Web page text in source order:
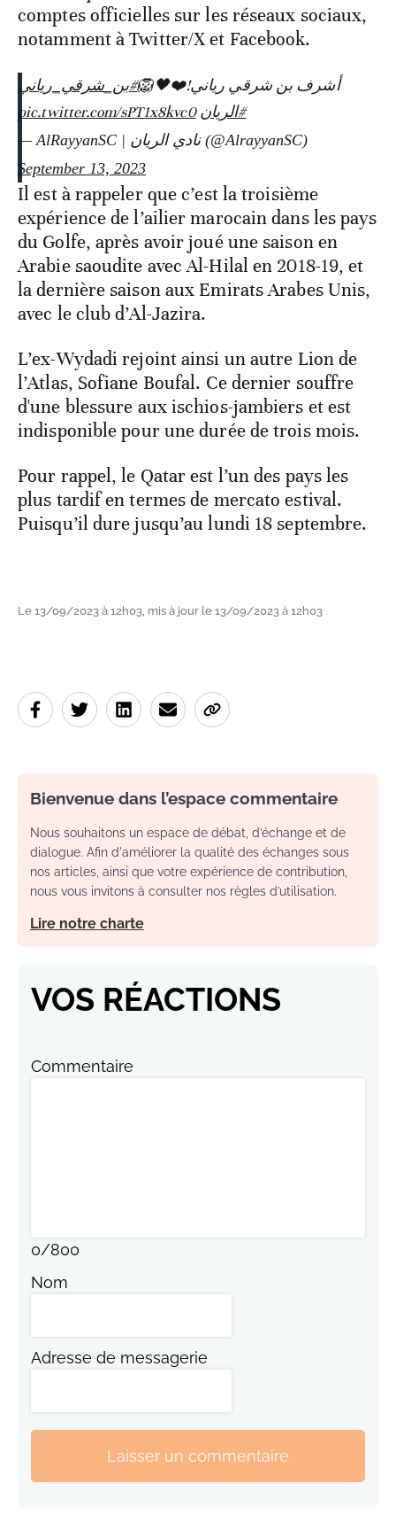
comptes officielles sur les réseaux sociaux,
notamment à Twitter/X et Facebook.
أشرف بن شرقي رياني!❤️🖤🦁#بن_شرقي_رياني
#الريان pic.twitter.com/sPT1x8kvc0
— AlRayyanSC | نادي الريان (@AlrayyanSC)
September 13, 2023
Il est à rappeler que c’est la troisième
expérience de l’ailier marocain dans les pays
du Golfe, après avoir joué une saison en
Arabie saoudite avec Al-Hilal en 2018-19, et
la dernière saison aux Emirats Arabes Unis,
avec le club d’Al-Jazira.
L’ex-Wydadi rejoint ainsi un autre Lion de
l’Atlas, Sofiane Boufal. Ce dernier souffre
d'une blessure aux ischios-jambiers et est
indisponible pour une durée de trois mois.
Pour rappel, le Qatar est l’un des pays les
plus tardif en termes de mercato estival.
Puisqu’il dure jusqu’au lundi 18 septembre.
Le 13/09/2023 à 12h03, mis à jour le 13/09/2023 à 12h03
Bienvenue dans l’espace commentaire
Nous souhaitons un espace de débat, d’échange et de
dialogue. Afin d'améliorer la qualité des échanges sous
nos articles, ainsi que votre expérience de contribution,
nous vous invitons à consulter nos règles d’utilisation.
Lire notre charte
VOS RÉACTIONS
Commentaire
0/800
Nom
Adresse de messagerie
Laisser un commentaire